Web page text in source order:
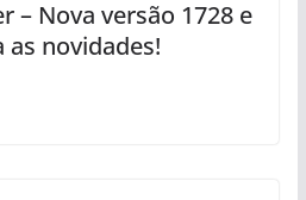
– Nova versão 1728 e
as novidades!